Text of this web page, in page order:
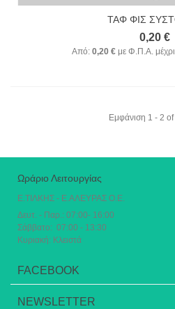
ΤΑΦ ΦΙΣ
0,20 €
Από: 0,20 € με Φ.Π.Α.
Εμφάνιση 1 - 2 of
Ωράριο Λειτουργίας
Ε.ΤΙΛΚΗΣ - Ε.ΑΛΕΥΡΑΣ Ο.Ε.
Δευτ. - Παρ.: 07:00- 16:00
Σάββατο: 07:00 - 13:30
Κυριακή: Κλειστά
FACEBOOK
NEWSLETTER